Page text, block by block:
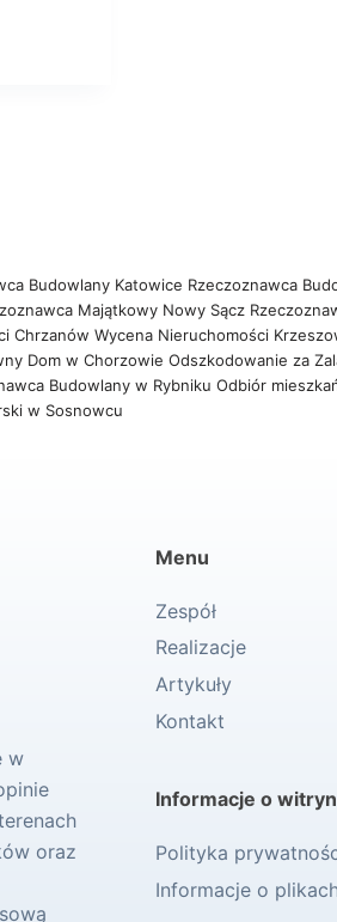
Budowlany Katowice Rzeczoznawca
Majątkowy Nowy Sącz
Chrzanów Wycena Nieruchomości
Dom w Chorzowie Odszkodowanie za
Budowlany w RybnikuOdbiór
w Sosnowcu
w
oraz
Menu
Zespół
Realizacje
Artykuły
Kontakt
Informacje o
Polityka
Informacje o